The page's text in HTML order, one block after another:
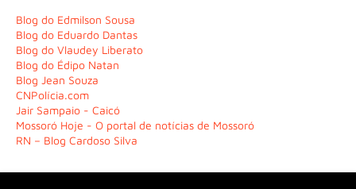
Blog do Edmilson Sousa
Blog do Eduardo Dantas
Blog do Vlaudey Liberato
Blog do Édipo Natan
Blog Jean Souza
CNPolícia.com
Jair Sampaio - Caicó
Mossoró Hoje - O portal de notícias de Mossoró
RN – Blog Cardoso Silva